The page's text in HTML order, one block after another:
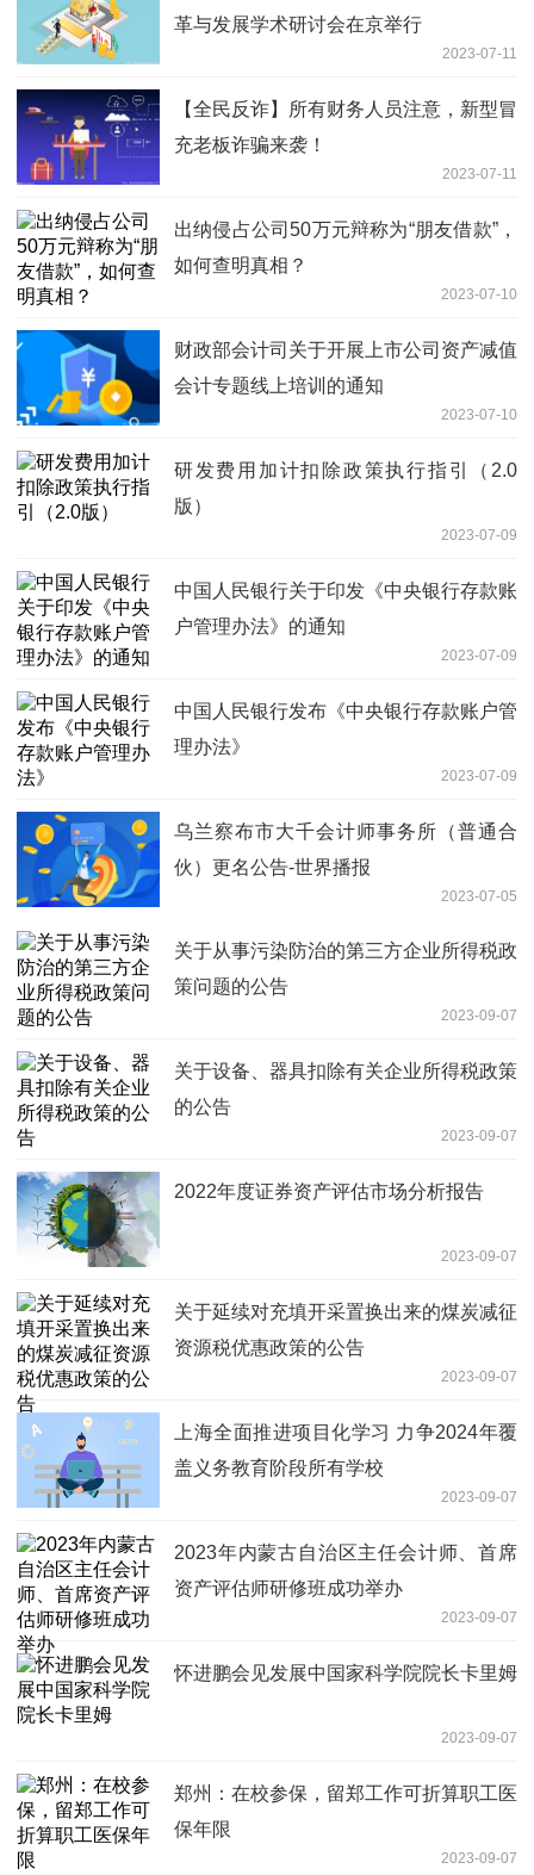
革与发展学术研讨会在京举行
2023-07-11
【全民反诈】所有财务人员注意，新型冒
充老板诈骗来袭！
2023-07-11
出纳侵占公司50万元辩称为“朋友借款”，
如何查明真相？
2023-07-10
财政部会计司关于开展上市公司资产减值
会计专题线上培训的通知
2023-07-10
研发费用加计扣除政策执行指引（2.0
版）
2023-07-09
中国人民银行关于印发《中央银行存款账
户管理办法》的通知
2023-07-09
中国人民银行发布《中央银行存款账户管
理办法》
2023-07-09
乌兰察布市大千会计师事务所（普通合
伙）更名公告-世界播报
2023-07-05
关于从事污染防治的第三方企业所得税政
策问题的公告
2023-09-07
关于设备、器具扣除有关企业所得税政策
的公告
2023-09-07
2022年度证券资产评估市场分析报告
2023-09-07
关于延续对充填开采置换出来的煤炭减征
资源税优惠政策的公告
2023-09-07
上海全面推进项目化学习 力争2024年覆
盖义务教育阶段所有学校
2023-09-07
2023年内蒙古自治区主任会计师、首席
资产评估师研修班成功举办
2023-09-07
怀进鹏会见发展中国家科学院院长卡里姆
2023-09-07
郑州：在校参保，留郑工作可折算职工医
保年限
2023-09-07